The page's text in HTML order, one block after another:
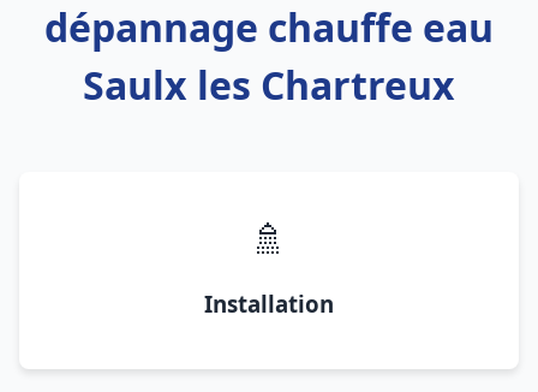
dépannage chauffe eau
Saulx les Chartreux
🚿
Installation